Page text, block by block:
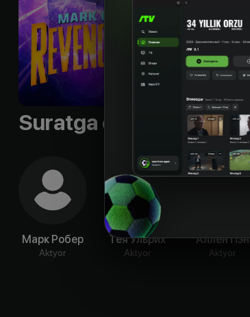
Suratga olish guruhi
Марк Робер
Aktyor
Тея Ульрих
Aktyor
Аллен Пэн
Aktyor